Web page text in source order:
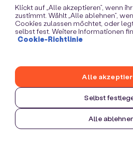
Klickt auf „Alle akzeptieren“, wenn
zustimmt. Wählt „Alle ablehnen“,
Cookies zulassen möchtet, oder
selbst fest. Weitere Informationen
Cookie-Richtlinie
Selbst
Alle
Alle